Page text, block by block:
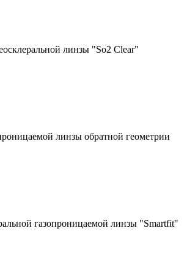
линзы "So2 Clear"
линзы обратной геометрии
газопроницаемой линзы "Smartfit"